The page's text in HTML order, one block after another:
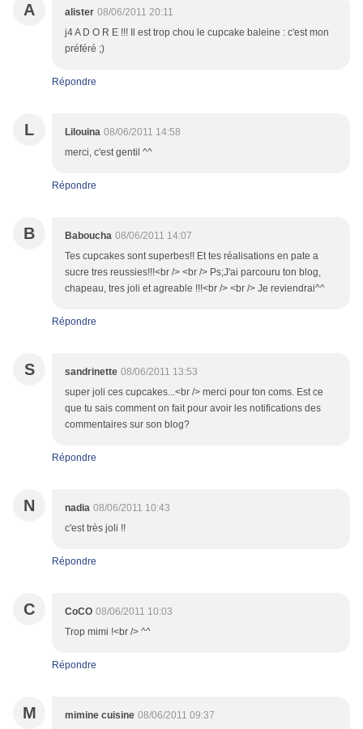
A alister 08/06/2011 20:11
j4 A D O R E !!! Il est trop chou le cupcake baleine : c'est mon
préféré ;)
Répondre
L Lilouina 08/06/2011 14:58
merci, c'est gentil ^^
Répondre
B Baboucha 08/06/2011 14:07
Tes cupcakes sont superbes!! Et tes réalisations en pate a
sucre tres reussies!!!<br /> <br /> Ps;J'ai parcouru ton blog,
chapeau, tres joli et agreable !!!<br /> <br /> Je reviendrai^^
Répondre
S sandrinette 08/06/2011 13:53
super joli ces cupcakes...<br /> merci pour ton coms. Est ce
que tu sais comment on fait pour avoir les notifications des
commentaires sur son blog?
Répondre
N nadia 08/06/2011 10:43
c'est très joli !!
Répondre
C CoCO 08/06/2011 10:03
Trop mimi !<br /> ^^
Répondre
M mimine cuisine 08/06/2011 09:37